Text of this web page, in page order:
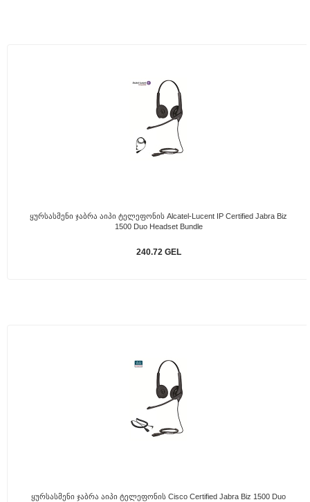
Ყურსასმენი Ჯაბრა Აიპი Ტელეფონის Alcatel-Lucent IP Certified Jabra Biz
1500 Duo Headset Bundle
240.72 GEL
Ყურსასმენი Ჯაბრა Აიპი Ტელეფონის Cisco Certified Jabra Biz 1500 Duo